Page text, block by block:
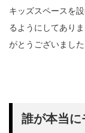
キッズスペースを
るようにしてあり
がとうございまし
誰が本当に